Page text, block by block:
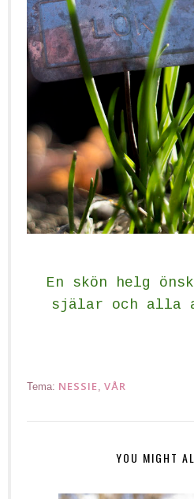
En skön helg
själar och alla
Tema: NESSIE, VÅR
YOU MIGHT